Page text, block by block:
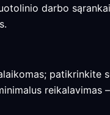
darbo
patikrinkite
reikalavimas